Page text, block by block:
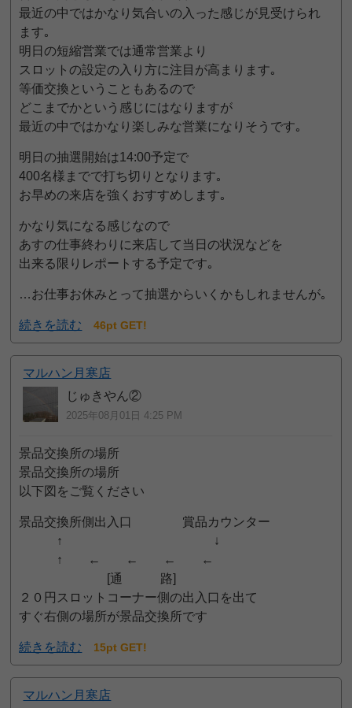
最近の中ではかなり気合いの入った感じが見受けられ
ます｡
明日の短縮営業では通常営業より
スロットの設定の入り方に注目が高まります｡
等価交換ということもあるので
どこまでかという感じにはなりますが
最近の中ではかなり楽しみな営業になりそうです｡
明日の抽選開始は14:00予定で
400名様までで打ち切りとなります｡
お早めの来店を強くおすすめします｡
かなり気になる感じなので
あすの仕事終わりに来店して当日の状況などを
出来る限りレポートする予定です｡
…お仕事お休みとって抽選からいくかもしれませんが｡
続きを読む 46pt GET!
マルハン月寒店
じゅきやん②
2025年08月01日 4:25 PM
景品交換所の場所
景品交換所の場所
以下図をご覧ください
景品交換所側出入口 賞品カウンター
↑ ↓
↑ ← ← ← ←
[通 路]
２０円スロットコーナー側の出入口を出て
すぐ右側の場所が景品交換所です
続きを読む 15pt GET!
マルハン月寒店